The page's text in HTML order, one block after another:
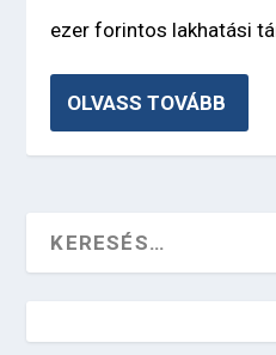
ezer forintos lakhatási
OLVASS TOVÁBB